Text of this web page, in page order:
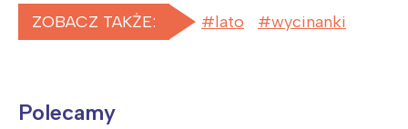
ZOBACZ TAKŻE: lato wycinanki
Polecamy